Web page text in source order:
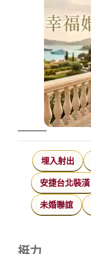
埋入射出
安捷台北裝潢
未婚聯誼